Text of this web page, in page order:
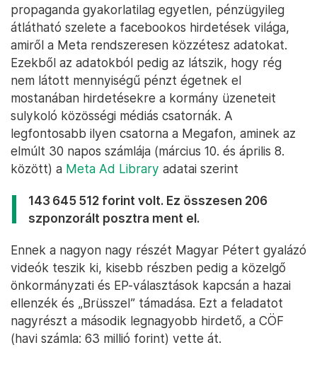
propaganda gyakorlatilag egyetlen, pénzügyileg
átlátható szelete a facebookos hirdetések világa,
amiről a Meta rendszeresen közzétesz adatokat.
Ezekből az adatokból pedig az látszik, hogy rég
nem látott mennyiségű pénzt égetnek el
mostanában hirdetésekre a kormány üzeneteit
sulykoló közösségi médiás csatornák. A
legfontosabb ilyen csatorna a Megafon, aminek az
elmúlt 30 napos számlája (március 10. és április 8.
között) a Meta Ad Library adatai szerint
143 645 512 forint volt. Ez összesen 206
szponzorált posztra ment el.
Ennek a nagyon nagy részét Magyar Pétert gyalázó
videók teszik ki, kisebb részben pedig a közelgő
önkormányzati és EP-választások kapcsán a hazai
ellenzék és „Brüsszel” támadása. Ezt a feladatot
nagyrészt a második legnagyobb hirdető, a CÖF
(havi számla: 63 millió forint) vette át.